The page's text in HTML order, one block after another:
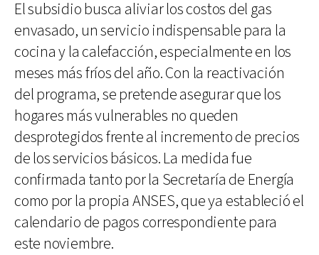
El subsidio busca aliviar los costos del gas
envasado, un servicio indispensable para la
cocina y la calefacción, especialmente en los
meses más fríos del año. Con la reactivación
del programa, se pretende asegurar que los
hogares más vulnerables no queden
desprotegidos frente al incremento de precios
de los servicios básicos. La medida fue
confirmada tanto por la Secretaría de Energía
como por la propia ANSES, que ya estableció el
calendario de pagos correspondiente para
este noviembre.